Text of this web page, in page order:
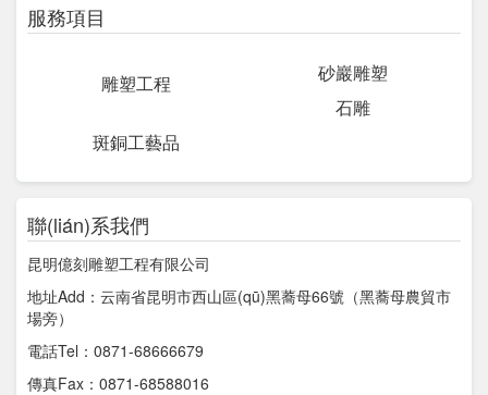
服務項目
雕塑工程
砂巖雕塑
石雕
斑銅工藝品
聯(lián)系我們
昆明億刻雕塑工程有限公司
地址Add：云南省昆明市西山區(qū)黑蕎母66號（黑蕎母農貿市
場旁）
電話Tel：0871-68666679
傳真Fax：0871-68588016